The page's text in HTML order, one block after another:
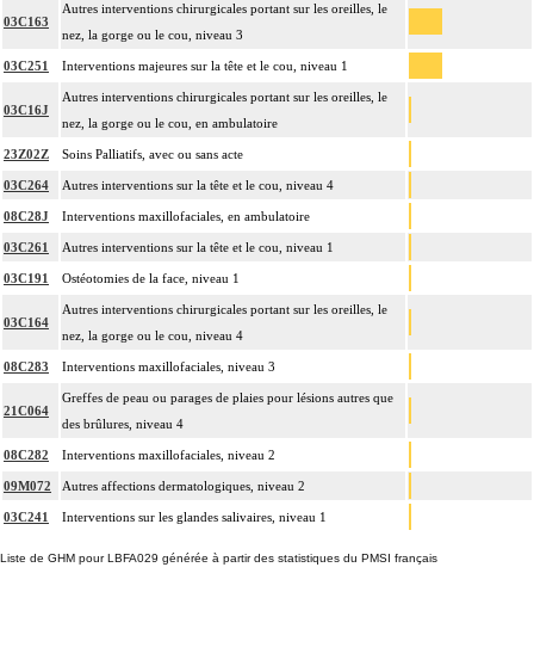
03C163
Autres interventions chirurgicales portant sur les oreilles, le
nez, la gorge ou le cou, niveau 3
03C251 Interventions majeures sur la tête et le cou, niveau 1
03C16J
Autres interventions chirurgicales portant sur les oreilles, le
nez, la gorge ou le cou, en ambulatoire
23Z02Z Soins Palliatifs, avec ou sans acte
03C264 Autres interventions sur la tête et le cou, niveau 4
08C28J Interventions maxillofaciales, en ambulatoire
03C261 Autres interventions sur la tête et le cou, niveau 1
03C191 Ostéotomies de la face, niveau 1
03C164
Autres interventions chirurgicales portant sur les oreilles, le
nez, la gorge ou le cou, niveau 4
08C283 Interventions maxillofaciales, niveau 3
21C064
Greffes de peau ou parages de plaies pour lésions autres que
des brûlures, niveau 4
08C282 Interventions maxillofaciales, niveau 2
09M072 Autres affections dermatologiques, niveau 2
03C241 Interventions sur les glandes salivaires, niveau 1
Liste de GHM pour LBFA029 générée à partir des statistiques du PMSI français